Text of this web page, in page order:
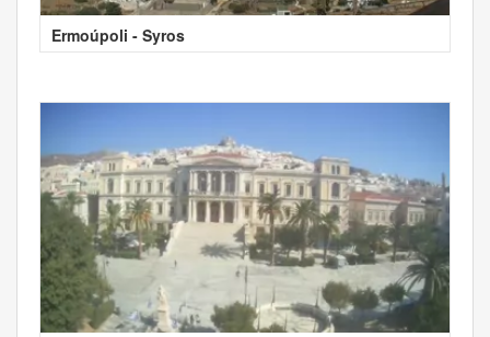
Ermoúpoli - Syros